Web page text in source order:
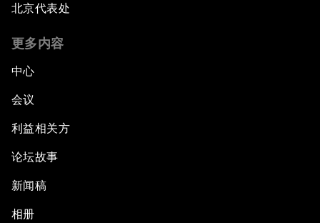
北京代表处
更多内容
中心
会议
利益相关方
论坛故事
新闻稿
相册